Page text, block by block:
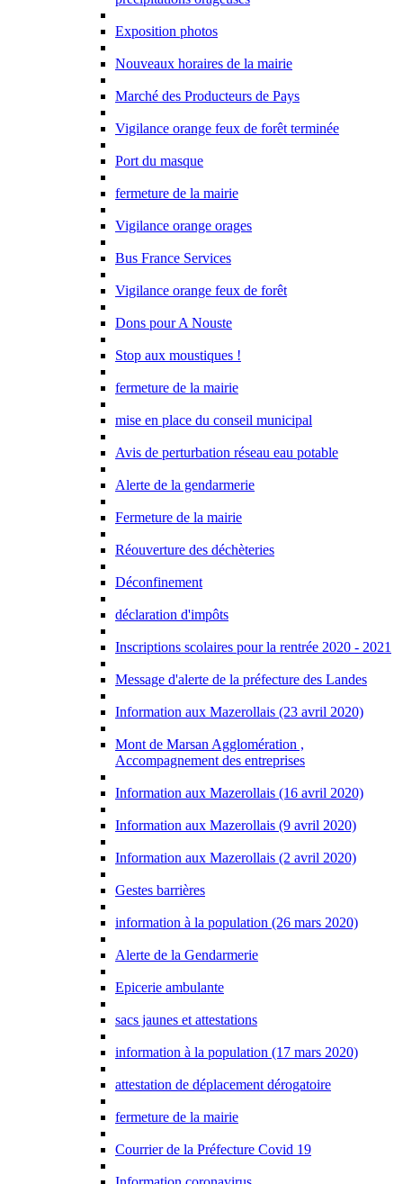
Exposition photos
Nouveaux horaires de la mairie
Marché des Producteurs de Pays
Vigilance orange feux de forêt terminée
Port du masque
fermeture de la mairie
Vigilance orange orages
Bus France Services
Vigilance orange feux de forêt
Dons pour A Nouste
Stop aux moustiques !
fermeture de la mairie
mise en place du conseil municipal
Avis de perturbation réseau eau potable
Alerte de la gendarmerie
Fermeture de la mairie
Réouverture des déchèteries
Déconfinement
déclaration d'impôts
Inscriptions scolaires pour la rentrée 2020 - 2021
Message d'alerte de la préfecture des Landes
Information aux Mazerollais (23 avril 2020)
Mont de Marsan Agglomération ,
Accompagnement des entreprises
Information aux Mazerollais (16 avril 2020)
Information aux Mazerollais (9 avril 2020)
Information aux Mazerollais (2 avril 2020)
Gestes barrières
information à la population (26 mars 2020)
Alerte de la Gendarmerie
Epicerie ambulante
sacs jaunes et attestations
information à la population (17 mars 2020)
attestation de déplacement dérogatoire
fermeture de la mairie
Courrier de la Préfecture Covid 19